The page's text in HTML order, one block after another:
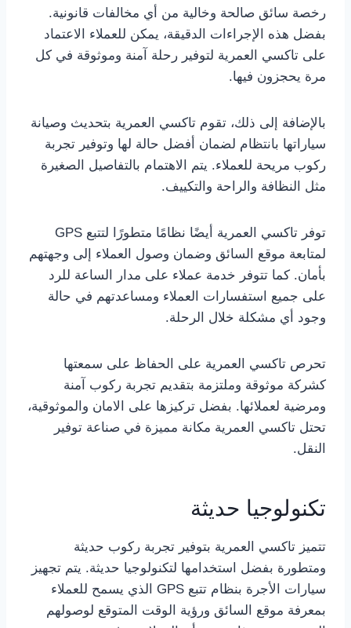
رخصة سائق صالحة وخالية من أي مخالفات قانونية.
بفضل هذه الإجراءات الدقيقة، يمكن للعملاء الاعتماد
على تاكسي العمرية لتوفير رحلة آمنة وموثوقة في كل
مرة يحجزون فيها.
بالإضافة إلى ذلك، تقوم تاكسي العمرية بتحديث وصيانة
سياراتها بانتظام لضمان أفضل حالة لها وتوفير تجربة
ركوب مريحة للعملاء. يتم الاهتمام بالتفاصيل الصغيرة
مثل النظافة والراحة والتكييف.
توفر تاكسي العمرية أيضًا نظامًا متطورًا لتتبع GPS
لمتابعة موقع السائق وضمان وصول العملاء إلى وجهتهم
بأمان. كما تتوفر خدمة عملاء على مدار الساعة للرد
على جميع استفسارات العملاء ومساعدتهم في حالة
وجود أي مشكلة خلال الرحلة.
تحرص تاكسي العمرية على الحفاظ على سمعتها
كشركة موثوقة وملتزمة بتقديم تجربة ركوب آمنة
ومرضية لعملائها. بفضل تركيزها على الامان والموثوقية،
تحتل تاكسي العمرية مكانة مميزة في صناعة توفير
النقل.
تكنولوجيا حديثة
تتميز تاكسي العمرية بتوفير تجربة ركوب حديثة
ومتطورة بفضل استخدامها لتكنولوجيا حديثة. يتم تجهيز
سيارات الأجرة بنظام تتبع GPS الذي يسمح للعملاء
بمعرفة موقع السائق ورؤية الوقت المتوقع لوصولهم